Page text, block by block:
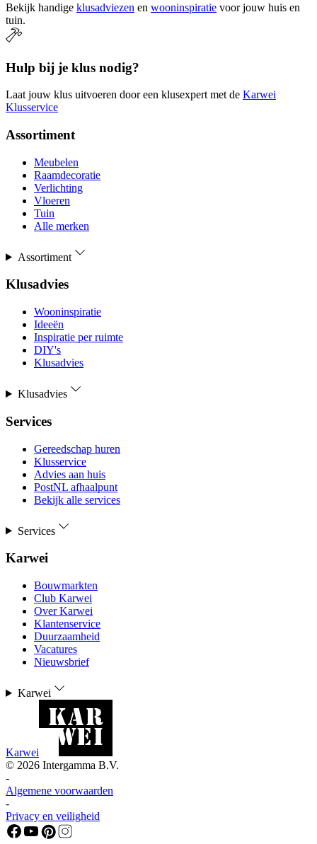
Bekijk handige klusadviezen en wooninspiratie voor jouw huis en
tuin.
Hulp bij je klus nodig?
Laat jouw klus uitvoeren door een klusexpert met de Karwei
Klusservice
Assortiment
Meubelen
Raamdecoratie
Verlichting
Vloeren
Tuin
Alle merken
Assortiment
Klusadvies
Wooninspiratie
Ideeën
Inspiratie per ruimte
DIY's
Klusadvies
Klusadvies
Services
Gereedschap huren
Klusservice
Advies aan huis
PostNL afhaalpunt
Bekijk alle services
Services
Karwei
Bouwmarkten
Club Karwei
Over Karwei
Klantenservice
Duurzaamheid
Vacatures
Nieuwsbrief
Karwei
Karwei
© 2026 Intergamma B.V.
-
Algemene voorwaarden
-
Privacy en veiligheid